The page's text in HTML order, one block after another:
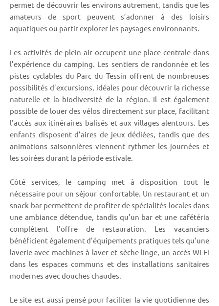
permet de découvrir les environs autrement, tandis que les
amateurs de sport peuvent s’adonner à des loisirs
aquatiques ou partir explorer les paysages environnants.
Les activités de plein air occupent une place centrale dans
l’expérience du camping. Les sentiers de randonnée et les
pistes cyclables du Parc du Tessin offrent de nombreuses
possibilités d’excursions, idéales pour découvrir la richesse
naturelle et la biodiversité de la région. Il est également
possible de louer des vélos directement sur place, facilitant
l’accès aux itinéraires balisés et aux villages alentours. Les
enfants disposent d’aires de jeux dédiées, tandis que des
animations saisonnières viennent rythmer les journées et
les soirées durant la période estivale.
Côté services, le camping met à disposition tout le
nécessaire pour un séjour confortable. Un restaurant et un
snack-bar permettent de profiter de spécialités locales dans
une ambiance détendue, tandis qu’un bar et une cafétéria
complètent l’offre de restauration. Les vacanciers
bénéficient également d’équipements pratiques tels qu’une
laverie avec machines à laver et sèche-linge, un accès Wi-Fi
dans les espaces communs et des installations sanitaires
modernes avec douches chaudes.
Le site est aussi pensé pour faciliter la vie quotidienne des